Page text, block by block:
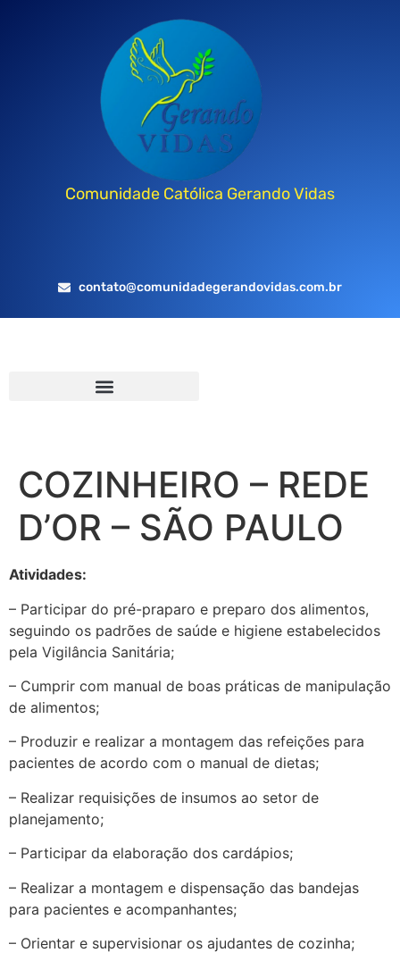
Comunidade Católica Gerando Vidas
contato@comunidadegerandovidas.com.br
COZINHEIRO – REDE
D’OR – SÃO PAULO
Atividades:
– Participar do pré-praparo e preparo dos alimentos,
seguindo os padrões de saúde e higiene estabelecidos
pela Vigilância Sanitária;
– Cumprir com manual de boas práticas de manipulação
de alimentos;
– Produzir e realizar a montagem das refeições para
pacientes de acordo com o manual de dietas;
– Realizar requisições de insumos ao setor de
planejamento;
– Participar da elaboração dos cardápios;
– Realizar a montagem e dispensação das bandejas
para pacientes e acompanhantes;
– Orientar e supervisionar os ajudantes de cozinha;